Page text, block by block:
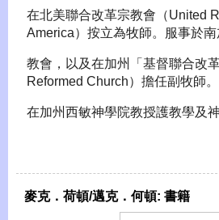
在北美聯合改革宗教會（United
America）按立為牧師。服事於
教會，以及在加州「基督聯合改
Reformed Church）擔任副牧師。
在加州西敏神學院教授護教學及神
麥克．荷頓/邁克．何頓: 書籍